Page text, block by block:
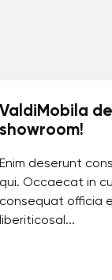
ValdiMobila
showroom!
Enim deserunt
qui. Occaecat in
consequat officia
liberiticosal...